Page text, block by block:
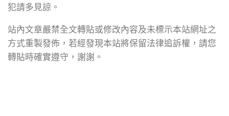
犯請多見諒。
站內文章嚴禁全文轉貼或修改內容及未標示本站網址之
方式重製發佈，若經發現本站將保留法律追訴權，請您
轉貼時確實遵守，謝謝。